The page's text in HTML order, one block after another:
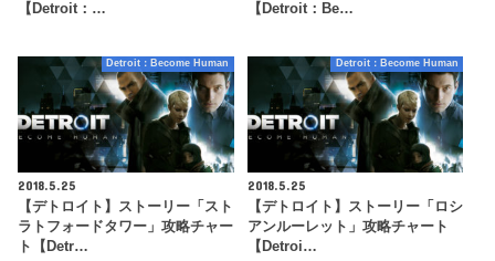
【Detroit：…
【Detroit：Be…
Detroit：Become Human
2018.5.25
【デトロイト】ストーリー「スト
ラトフォードタワー」攻略チャー
ト【Detr…
Detroit：Become Human
2018.5.25
【デトロイト】ストーリー「ロシ
アンルーレット」攻略チャート
【Detroi…